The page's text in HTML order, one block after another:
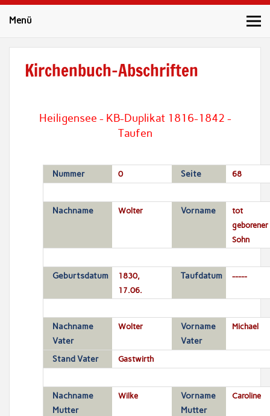
Menü
Kirchenbuch-Abschriften
Heiligensee - KB-Duplikat 1816-1842 -
Taufen
Nummer 0 Seite 68
Nachname Wolter Vorname
tot
geborener
Sohn
Geburtsdatum
1830,
17.06.
Taufdatum -----
Nachname
Vater
Wolter
Vorname
Vater
Michael
Stand Vater Gastwirth
Nachname
Mutter
Wilke
Vorname
Mutter
Caroline